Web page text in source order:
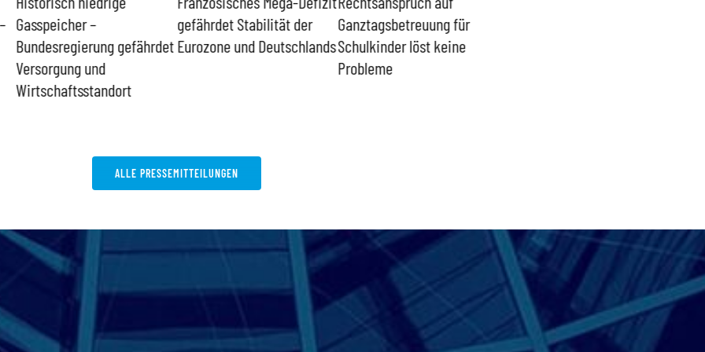
gefährdet
gefährdet Stabilität der
Eurozone und Deutschlands
Ganztagsbetreuung für
Schulkinder löst keine
Trümmerhaufen –
Ideologisches Linksprojekt
ALLE PRESSEMITTEILUNGEN